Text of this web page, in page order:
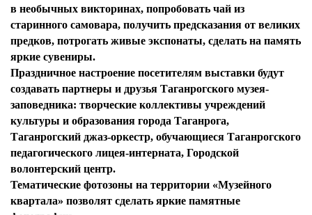
в необычных викторинах, попробовать чай из
старинного самовара, получить предсказания от великих
предков, потрогать живые экспонаты, сделать на память
яркие сувениры.
Праздничное настроение посетителям выставки будут
создавать партнеры и друзья Таганрогского музея-
заповедника: творческие коллективы учреждений
культуры и образования города Таганрога,
Таганрогский джаз-оркестр, обучающиеся Таганрогского
педагогического лицея-интерната, Городской
волонтерский центр.
Тематические фотозоны на территории «Музейного
квартала» позволят сделать яркие памятные